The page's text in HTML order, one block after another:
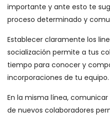
importante y ante esto te
proceso determinado y
Establecer claramente los
socialización permite a tus
tiempo para conocer y
incorporaciones de tu equipo.
En la misma línea,
de nuevos colaboradores